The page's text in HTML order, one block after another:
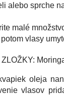
alebo sprche
malé
vlasy
oleja
vlasov